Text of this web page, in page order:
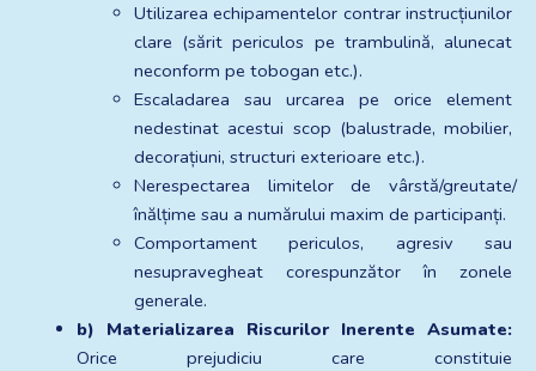
Utilizarea echipamentelor contrar instrucțiunilor
clare (sărit periculos pe trambulină, alunecat
neconform pe tobogan etc.).
Escaladarea sau urcarea pe orice element
nedestinat acestui scop (balustrade, mobilier,
decorațiuni, structuri exterioare etc.).
Nerespectarea limitelor de vârstă/greutate/
înălțime sau a numărului maxim de participanți.
Comportament periculos, agresiv sau
nesupravegheat corespunzător în zonele
generale.
b) Materializarea Riscurilor Inerente Asumate:
Orice prejudiciu care constituie